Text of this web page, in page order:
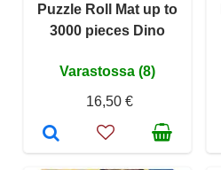
Puzzle Roll Mat up to
3000 pieces Dino
Varastossa (8)
16,50 €